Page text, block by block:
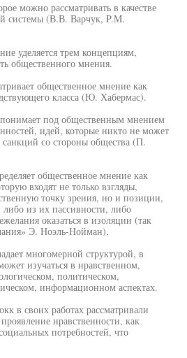
можно рассматривать в качестве
системы (В.В. Варчук, P.M.
уделяется трем концепциям,
общественного мнения.
общественное мнение как
класса (Ю. Хабермас).
под общественным мнением
идей, которые никто не может
санкций со стороны общества (П.
общественное мнение как
входят не только взгляды,
точку зрения, но и позиции,
из их пассивности, либо
оказаться в изоляции (так
Э. Ноэль-Нойман).
многомерной структурой, в
изучаться в нравственном,
политическом,
информационном аспектах.
в своих работах рассматривали
нравственности, как
потребностей, что